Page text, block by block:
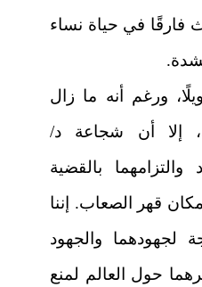
فارقًا في حياة نساء
ورغم أنه ما زال
إلا أن شجاعة د/
والتزامهما بالقضية
قهر الصعاب. إننا
لجهودهما والجهود
حول العالم لمنع